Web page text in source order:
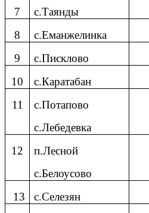
7
с.Таянды
8
с.Еманжелинка
9
с.Писклово
10
с.Каратабан
11
с.Потапово
с.Лебедевка
12
п.Лесной
с.Белоусово
13 с.Селезян